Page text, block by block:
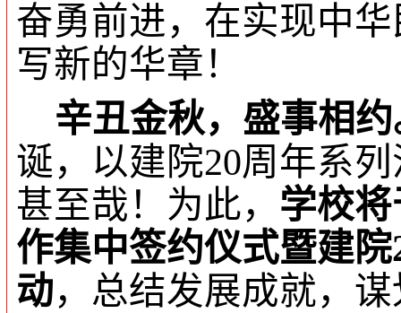
奋勇前进，在实现中
写新的华章！
辛丑金秋，盛事相
诞，以建院20周年系
甚至哉！为此， 学校将
作集中签约仪式暨建院
动，总结发展成就，